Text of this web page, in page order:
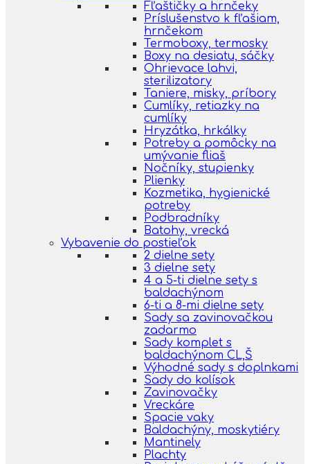
Fľaštičky a hrnčeky
Príslušenstvo k fľašiam,
hrnčekom
Termoboxy, termosky
Boxy na desiatu, sáčky
Ohrievace lahvi,
sterilizatory
Taniere, misky, príbory
Cumlíky, retiazky na
cumlíky
Hryzátka, hrkálky
Potreby a pomôcky na
umývanie fliaš
Nočníky, stupienky
Plienky
Kozmetika, hygienické
potreby
Podbradníky
Batohy, vrecká
Vybavenie do postieľok
2 dielne sety
3 dielne sety
4 a 5-ti dielne sety s
baldachýnom
6-ti a 8-mi dielne sety
Sady sa zavinovačkou
zadarmo
Sady komplet s
baldachýnom CL,Š
Výhodné sady s doplnkami
Sady do kolísok
Zavinovačky
Vreckáre
Spacie vaky
Baldachýny, moskytiéry
Mantinely
Plachty